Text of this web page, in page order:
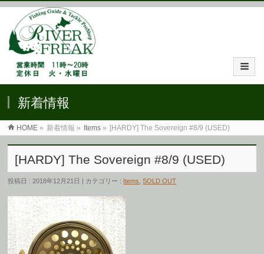
新着情報
HOME » 新着情報 » Items » [HARDY] The Sovereign #8/9 (USED)
[HARDY] The Sovereign #8/9 (USED)
投稿日 : 2018年12月21日 | カテゴリー : Items ,SOLD OUT